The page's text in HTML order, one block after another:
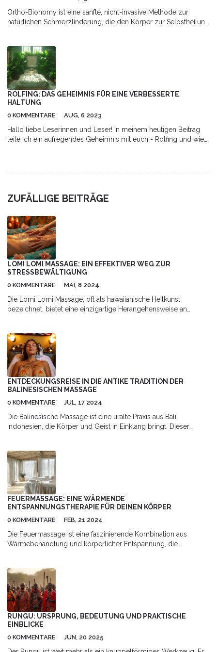
Ortho-Bionomy ist eine sanfte, nicht-invasive Methode zur
natürlichen Schmerzlinderung, die den Körper zur Selbstheilung
ROLFING: DAS GEHEIMNIS FÜR EINE VERBESSERTE
HALTUNG
0 KOMMENTARE AUG, 6 2023
Hallo liebe Leserinnen und Leser! In meinem heutigen Beitrag
teile ich ein aufregendes Geheimnis mit euch - Rolfing und wie
Freiheit der Bewegung neu entdecken!
ZUFÄLLIGE BEITRÄGE
LOMI LOMI MASSAGE: EIN EFFEKTIVER WEG ZUR
STRESSBEWÄLTIGUNG
0 KOMMENTARE MAI, 8 2024
Die Lomi Lomi Massage, oft als hawaiianische Heilkunst
bezeichnet, bietet eine einzigartige Herangehensweise an
Spannungen zu lösen und Harmonie zu fördern. Der Artikel
beleuchtet, wie Lomi Lomi speziell Stress abbaut, unterstützt
von interessanten Fakten und nützlichen Tipps zur Maximierung
der Vorteile dieser Therapieform.
ENTDECKUNGSREISE IN DIE ANTIKE TRADITION DER
BALINESISCHEN MASSAGE
0 KOMMENTARE JUL, 17 2024
Die Balinesische Massage ist eine uralte Praxis aus Bali,
Indonesien, die Körper und Geist in Einklang bringt. Dieser
nützliche Tipps, wie man diese Erfahrung optimal genießen
kann.
FEUERMASSAGE: EINE WÄRMENDE
ENTSPANNUNGSTHERAPIE FÜR DEINEN KÖRPER
0 KOMMENTARE FEB, 21 2024
Die Feuermassage ist eine faszinierende Kombination aus
Wärmebehandlung und körperlicher Entspannung, die
funktioniert, welche Vorteile sie bietet und wie man sie sicher
praktizieren kann. Wir werden auch darauf eingehen, wie diese
uralte Praxis in die moderne Wellness-Landschaft passt und
praktische Tipps für Interessierte anbieten.
RUNGU: URSPRUNG, BEDEUTUNG UND PRAKTISCHE
EINBLICKE
0 KOMMENTARE JUN, 20 2025